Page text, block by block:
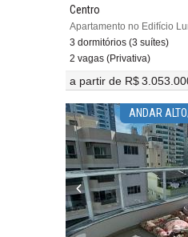
Centro
3 dormitórios (3 suítes)
2 vagas (Privativa)
a partir de R$
ANDAR